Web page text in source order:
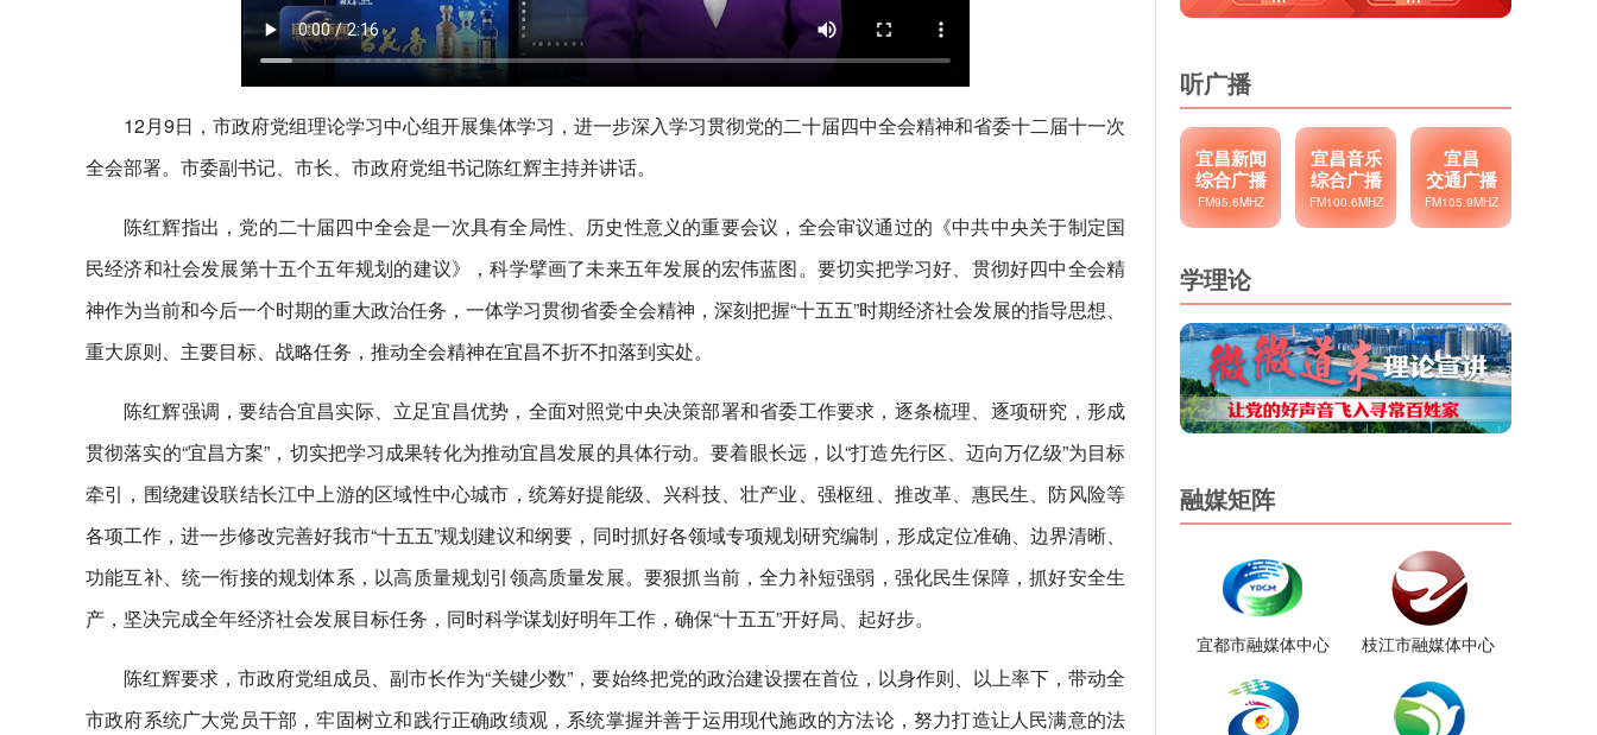
12月9日，市政府党组理论学习中心组开展集体学习，进一步深入学习贯彻党的二十届四中全会精神和省委十二届十一次
全会部署。市委副书记、市长、市政府党组书记陈红辉主持并讲话。
陈红辉指出，党的二十届四中全会是一次具有全局性、历史性意义的重要会议，全会审议通过的《中共中央关于制定国
民经济和社会发展第十五个五年规划的建议》，科学擘画了未来五年发展的宏伟蓝图。要切实把学习好、贯彻好四中全会精
神作为当前和今后一个时期的重大政治任务，一体学习贯彻省委全会精神，深刻把握“十五五”时期经济社会发展的指导思想、
重大原则、主要目标、战略任务，推动全会精神在宜昌不折不扣落到实处。
陈红辉强调，要结合宜昌实际、立足宜昌优势，全面对照党中央决策部署和省委工作要求，逐条梳理、逐项研究，形成
贯彻落实的“宜昌方案”，切实把学习成果转化为推动宜昌发展的具体行动。要着眼长远，以“打造先行区、迈向万亿级”为目标
牵引，围绕建设联结长江中上游的区域性中心城市，统筹好提能级、兴科技、壮产业、强枢纽、推改革、惠民生、防风险等
各项工作，进一步修改完善好我市“十五五”规划建议和纲要，同时抓好各领域专项规划研究编制，形成定位准确、边界清晰、
功能互补、统一衔接的规划体系，以高质量规划引领高质量发展。要狠抓当前，全力补短强弱，强化民生保障，抓好安全生
产，坚决完成全年经济社会发展目标任务，同时科学谋划好明年工作，确保“十五五”开好局、起好步。
陈红辉要求，市政府党组成员、副市长作为“关键少数”，要始终把党的政治建设摆在首位，以身作则、以上率下，带动全
市政府系统广大党员干部，牢固树立和践行正确政绩观，系统掌握并善于运用现代施政的方法论，努力打造让人民满意的法
听广播
宜昌新闻
综合广播
FM95.6MHZ
宜昌音乐
综合广播
FM100.6MHZ
宜昌
交通广播
FM105.9MHZ
学理论
融媒矩阵
宜都市融媒体中心 枝江市融媒体中心